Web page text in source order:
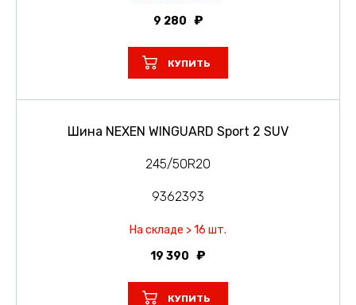
9 280
КУПИТЬ
Шина NEXEN WINGUARD Sport 2 SUV
245/50R20
9362393
На складе > 16 шт.
19 390
КУПИТЬ